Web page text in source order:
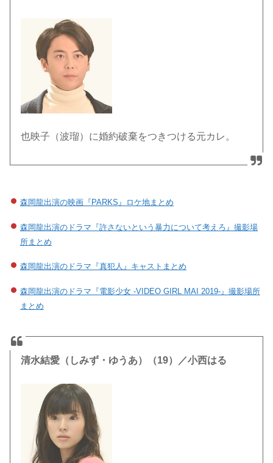
也映子（波瑠）に婚約破棄をつきつける元カレ。
森岡龍出演の映画『PARKS』ロケ地まとめ
森岡龍出演のドラマ『許さないという暴力について考えろ』撮影場
所まとめ
森岡龍出演のドラマ『真犯人』キャストまとめ
森岡龍出演のドラマ『電影少女 -VIDEO GIRL MAI 2019-』撮影場所
まとめ
清水結愛（しみず・ゆうあ）（19）／小西はる